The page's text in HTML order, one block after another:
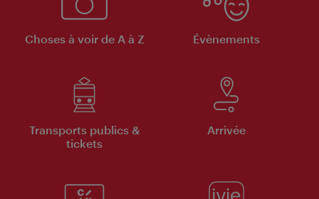
Choses à voir de A à Z Évènements
Transports publics &
tickets
Arrivée